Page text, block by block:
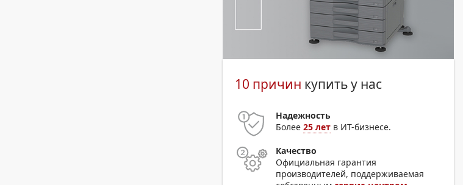
10 причин купить у нас
Надежность
Более25 лет в ИТ-бизнесе.
Качество
Официальная гарантия
производителей, поддерживаемая